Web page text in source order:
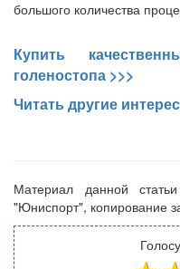
большого количества
Купить
голеностопа >>>
Читать другие
Материал данной
"Юниспорт", копирование